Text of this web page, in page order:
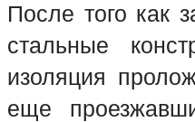
После того как
стальные
изоляция
еще